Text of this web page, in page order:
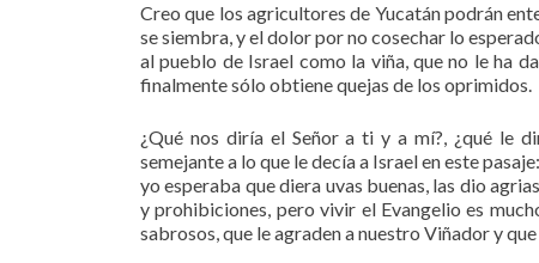
Creo que los agricultores de Yucatán podrán
se siembra, y el dolor por no cosechar lo
al pueblo de Israel como la viña, que no le ha
finalmente sólo obtiene quejas de los oprimidos.
¿Qué nos diría el Señor a ti y a mí?, ¿qué le
semejante a lo que le decía a Israel en este
yo esperaba que diera uvas buenas, las dio
y prohibiciones, pero vivir el Evangelio es
sabrosos, que le agraden a nuestro Viñador y